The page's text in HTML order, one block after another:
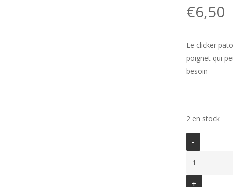
€6,50
Le clicker
poignet qui
besoin
2 en stock